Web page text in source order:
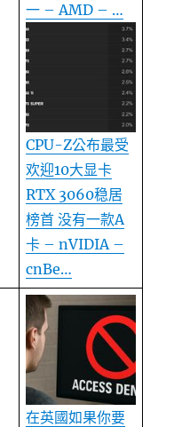
一 – AMD – …
CPU-Z公布最受
欢迎10大显卡
RTX 3060稳居
榜首 没有一款A
卡 – nVIDIA –
cnBe…
在英國如果你要